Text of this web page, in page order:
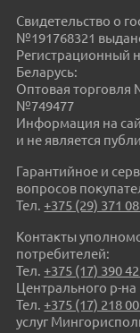
Свидетельство о
№191768321
Регистрационный
Беларусь:
Оптовая торговля
№749477
Информация на
и не является
Гарантийное и
вопросов
Тел.+375 (29) 371
Контакты
потребителей:
Тел.+375 (17) 390
Центрального р-на
Тел.+375 (17) 218
услуг